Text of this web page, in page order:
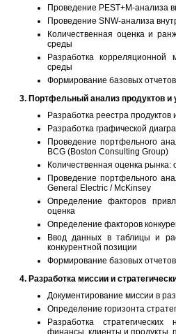
Проведение PEST+M-анализа
Проведение SNW-анализа
Количественная оценка и
среды
Разработка
среды
Формирование базовых
3. Портфельный анализ продуктов и
Разработка реестра продуктов
Разработка графической
Проведение портфельного
BCG (Boston Consulting Group)
Количественная оценка
Проведение портфельного
General Electric / McKinsey
Определение факторов
оценка
Определение факторов
Ввод данных в таблицы и
конкурентной позиции
Формирование базовых
4. Разработка миссии и
Документирование миссии в
Определение горизонта
Разработка
финансы, клиенты и продукты,